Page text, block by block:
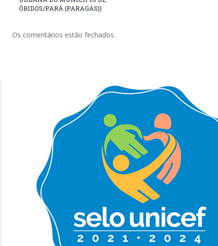
ÓBIDOS/PARÁ (PARAGÁS))
Os comentários estão fechados.